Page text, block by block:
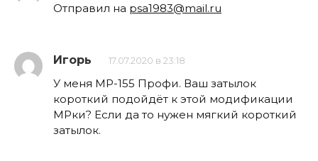
Отправил на psa1983@mail.ru
Игорь 17.07.2020 в 23:18
У меня МР-155 Профи. Ваш затылок
короткий подойдёт к этой модификации
МРки? Если да то нужен мягкий короткий
затылок.